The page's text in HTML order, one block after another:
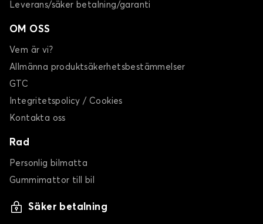
Leverans/säker betalning/garanti
OM OSS
Vem är vi?
Allmänna produktsäkerhetsbestämmelser
GTC
Integritetspolicy / Cookies
Kontakta oss
Rad
Personlig bilmatta
Gummimattor till bil
Säker betalning